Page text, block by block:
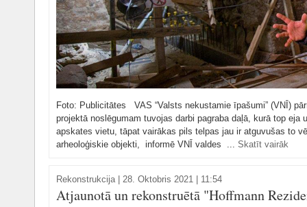
Foto: Publicitātes VAS “Valsts nekustamie īpašumi” (VNĪ)
projektā noslēgumam tuvojas darbi pagraba daļā, kurā top
apskates vietu, tāpat vairākas pils telpas jau ir atguvušas to
arheoloģiskie objekti, informē VNĪ valdes ... Skatīt vairāk
Rekonstrukcija| 28. Oktobris 2021 | 11:54
Atjaunotā un rekonstruētā "Hoffmann